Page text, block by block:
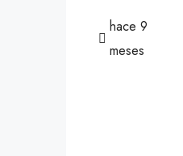
hace 9
meses